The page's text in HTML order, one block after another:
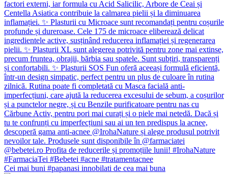
Cei mai buni #papanasi innobilati de cea mai buna